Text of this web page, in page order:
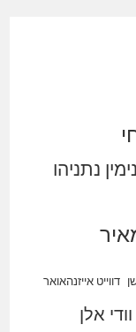
נתניהו
דווייט אייזנהאואר
וודי אלן